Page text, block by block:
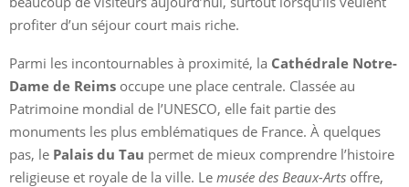
profiter d’un séjour court mais riche.
Parmi les incontournables à proximité, la Cathédrale Notre-
Dame de Reims occupe une place centrale. Classée au
Patrimoine mondial de l’UNESCO, elle fait partie des
monuments les plus emblématiques de France. À quelques
pas, le Palais du Tau permet de mieux comprendre l’histoire
religieuse et royale de la ville. Le musée des Beaux-Arts offre,